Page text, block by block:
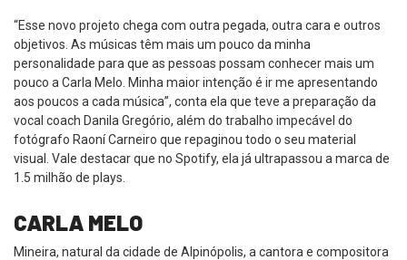
“Esse novo projeto chega com outra pegada, outra cara e outros
objetivos. As músicas têm mais um pouco da minha
personalidade para que as pessoas possam conhecer mais um
pouco a Carla Melo. Minha maior intenção é ir me apresentando
aos poucos a cada música”, conta ela que teve a preparação da
vocal coach Danila Gregório, além do trabalho impecável do
fotógrafo Raoní Carneiro que repaginou todo o seu material
visual. Vale destacar que no Spotify, ela já ultrapassou a marca de
1.5 milhão de plays.
CARLA MELO
Mineira, natural da cidade de Alpinópolis, a cantora e compositora